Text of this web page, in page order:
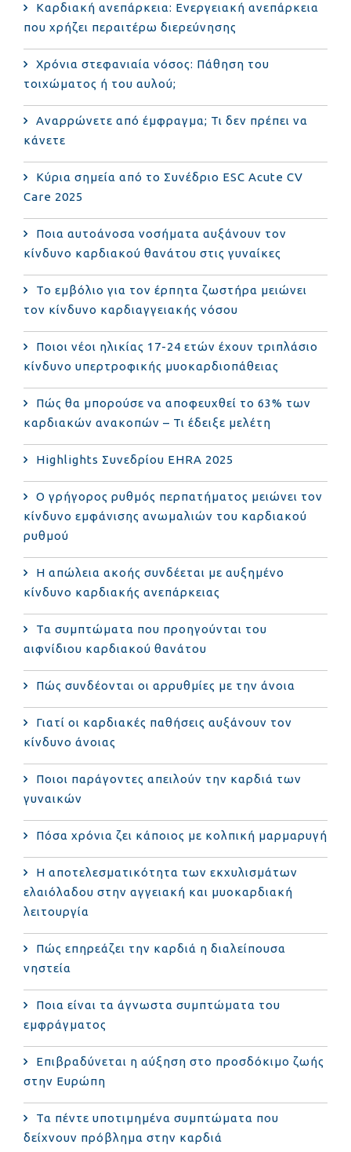
Καρδιακή ανεπάρκεια: Ενεργειακή ανεπάρκεια
που χρήζει περαιτέρω διερεύνησης
Χρόνια στεφανιαία νόσος: Πάθηση του
τοιχώματος ή του αυλού;
Αναρρώνετε από έμφραγμα; Τι δεν πρέπει να
κάνετε
Κύρια σημεία από το Συνέδριο ESC Acute CV
Care 2025
Ποια αυτοάνοσα νοσήματα αυξάνουν τον
κίνδυνο καρδιακού θανάτου στις γυναίκες
Το εμβόλιο για τον έρπητα ζωστήρα μειώνει
τον κίνδυνο καρδιαγγειακής νόσου
Ποιοι νέοι ηλικίας 17-24 ετών έχουν τριπλάσιο
κίνδυνο υπερτροφικής μυοκαρδιοπάθειας
Πώς θα μπορούσε να αποφευχθεί το 63% των
καρδιακών ανακοπών – Τι έδειξε μελέτη
Highlights Συνεδρίου EHRA 2025
Ο γρήγορος ρυθμός περπατήματος μειώνει τον
κίνδυνο εμφάνισης ανωμαλιών του καρδιακού
ρυθμού
Η απώλεια ακοής συνδέεται με αυξημένο
κίνδυνο καρδιακής ανεπάρκειας
Τα συμπτώματα που προηγούνται του
αιφνίδιου καρδιακού θανάτου
Πώς συνδέονται οι αρρυθμίες με την άνοια
Γιατί οι καρδιακές παθήσεις αυξάνουν τον
κίνδυνο άνοιας
Ποιοι παράγοντες απειλούν την καρδιά των
γυναικών
Πόσα χρόνια ζει κάποιος με κολπική μαρμαρυγή
Η αποτελεσματικότητα των εκχυλισμάτων
ελαιόλαδου στην αγγειακή και μυοκαρδιακή
λειτουργία
Πώς επηρεάζει την καρδιά η διαλείπουσα
νηστεία
Ποια είναι τα άγνωστα συμπτώματα του
εμφράγματος
Επιβραδύνεται η αύξηση στο προσδόκιμο ζωής
στην Ευρώπη
Τα πέντε υποτιμημένα συμπτώματα που
δείχνουν πρόβλημα στην καρδιά